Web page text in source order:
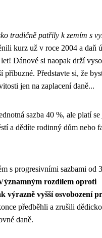
tradičně patřily k zemím s
kurz už v roce 2004 a daň
Dánové si naopak drží
příbuzné. Představte si, že
jen na zaplacení daně...
sazba 40 %, ale platí se
a dědíte rodinný dům nebo
s progresivními sazbami od
rozdílem oproti
výrazně vyšší osvobození
předběhli a zrušili
daně.